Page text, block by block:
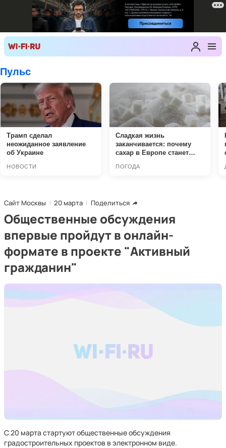
Сайт Москвы 20 марта Поделиться
Общественные обсуждения
впервые пройдут в онлайн-
формате в проекте "Активный
гражданин"
С 20 марта стартуют общественные обсуждения
градостроительных проектов в электронном виде.